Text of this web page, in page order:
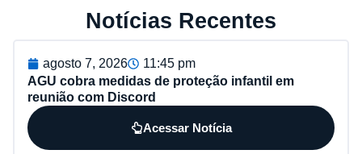
Notícias Recentes
agosto 7, 2026
11:45 pm
AGU cobra medidas de proteção infantil em
reunião com Discord
Acessar Notícia